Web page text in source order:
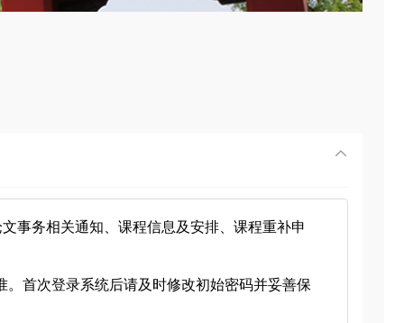
事务相关通知、课程信息及安排、课程重补申
首次登录系统后请及时修改初始密码并妥善保